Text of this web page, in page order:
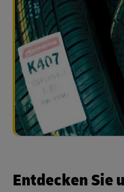
Entdecken Sie